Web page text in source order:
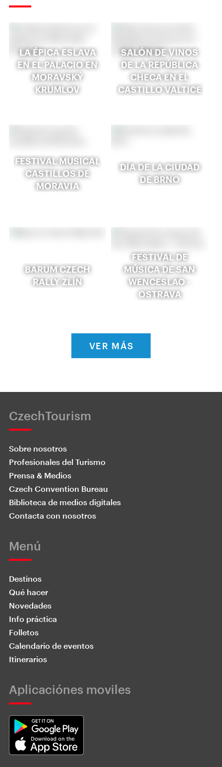
LA ÉPICA ESLAVA
EN EL PALACIO EN
MORAVSKÝ
KRUMLOV
SALÓN DE VINOS
DE LA REPÚBLICA
CHECA EN EL
CASTILLO VALTICE
FESTIVAL MUSICAL
CASTILLOS DE
MORAVIA
DÍA DE LA CIUDAD
DE BRNO
BARUM CZECH
RALLY ZLÍN
FESTIVAL DE
MÚSICA DE SAN
WENCESLAO -
OSTRAVA
VER MÁS
CzechTourism
Sobre nosotros
Profesionales del Turismo
Prensa & Medios
Czech Convention Bureau
Biblioteca de medios digitales
Contacta con nosotros
Menú
Destinos
Qué hacer
Novedades
Info práctica
Folletos
Calendario de eventos
Itinerarios
Aplicaciónes moviles